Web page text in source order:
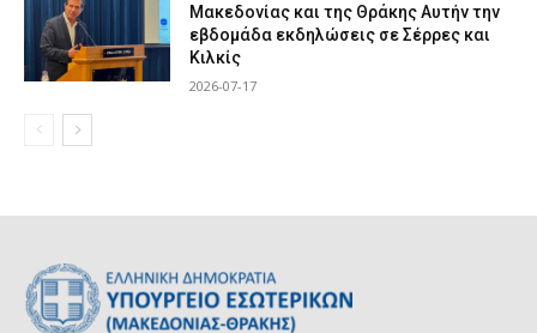
Μακεδονίας και της Θράκης Αυτήν την
εβδομάδα εκδηλώσεις σε Σέρρες και
Κιλκίς
2026-07-17